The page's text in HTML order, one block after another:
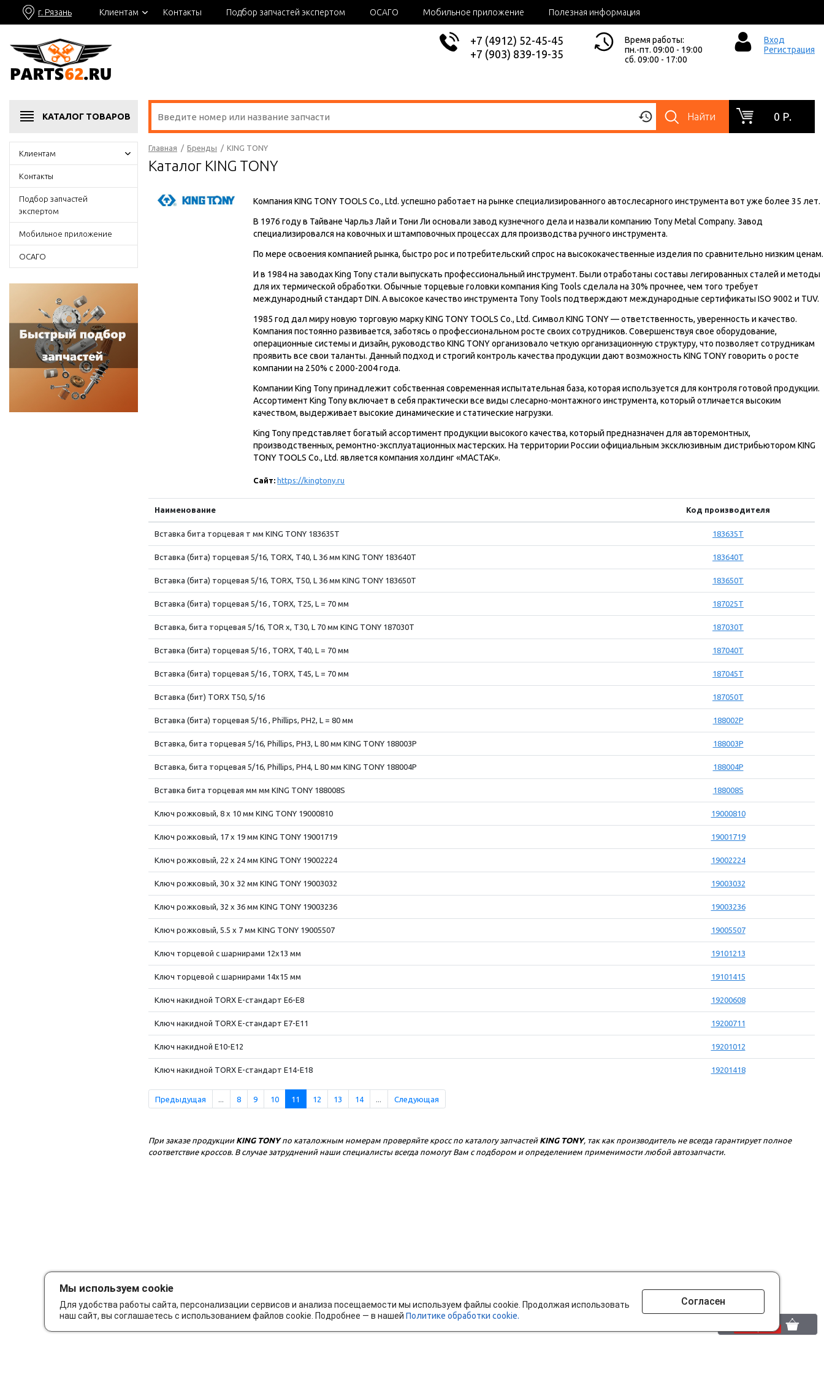
г. Рязань Клиентам Контакты Подбор запчастей экспертом ОСАГО Мобильное приложение Полезная информация
+7 (4912) 52-45-45
+7 (903) 839-19-35
Время работы:
пн.-пт. 09:00 - 19:00
сб. 09:00 - 17:00
Вход
Регистрация
КАТАЛОГ ТОВАРОВ Найти 0 Р.
Клиентам
Контакты
Подбор запчастей
экспертом
Мобильное приложение
ОСАГО
Главная / Бренды / KING TONY
Каталог KING TONY
Компания KING TONY TOOLS Co., Ltd. успешно работает на рынке специализированного автослесарного инструмента вот уже более 35 лет.
В 1976 году в Тайване Чарльз Лай и Тони Ли основали завод кузнечного дела и назвали компанию Tony Metal Company. Завод
специализировался на ковочных и штамповочных процессах для производства ручного инструмента.
По мере освоения компанией рынка, быстро рос и потребительский спрос на высококачественные изделия по сравнительно низким ценам.
И в 1984 на заводах King Tony стали выпускать профессиональный инструмент. Были отработаны составы легированных сталей и методы
для их термической обработки. Обычные торцевые головки компания King Tools сделала на 30% прочнее, чем того требует
международный стандарт DIN. А высокое качество инструмента Tony Tools подтверждают международные сертификаты ISO 9002 и TUV.
1985 год дал миру новую торговую марку KING TONY TOOLS Co., Ltd. Символ KING TONY — ответственность, уверенность и качество.
Компания постоянно развивается, заботясь о профессиональном росте своих сотрудников. Совершенствуя свое оборудование,
операционные системы и дизайн, руководство KING TONY организовало четкую организационную структуру, что позволяет сотрудникам
проявить все свои таланты. Данный подход и строгий контроль качества продукции дают возможность KING TONY говорить о росте
компании на 250% с 2000-2004 года.
Компании King Tony принадлежит собственная современная испытательная база, которая используется для контроля готовой продукции.
Ассортимент King Tony включает в себя практически все виды слесарно-монтажного инструмента, который отличается высоким
качеством, выдерживает высокие динамические и статические нагрузки.
King Tony представляет богатый ассортимент продукции высокого качества, который предназначен для авторемонтных,
производственных, ремонтно-эксплуатационных мастерских. На территории России официальным эксклюзивным дистрибьютором KING
TONY TOOLS Co., Ltd. является компания холдинг «МАСТАК».
Сайт: https://kingtony.ru
Наименование Код производителя
Вставка бита торцевая т мм KING TONY 183635T 183635T
Вставка (бита) торцевая 5/16, TORX, Т40, L 36 мм KING TONY 183640T 183640T
Вставка (бита) торцевая 5/16, TORX, Т50, L 36 мм KING TONY 183650T 183650T
Вставка (бита) торцевая 5/16 , TORX, T25, L = 70 мм 187025T
Вставка, бита торцевая 5/16, TOR x, T30, L 70 мм KING TONY 187030T 187030T
Вставка (бита) торцевая 5/16 , TORX, T40, L = 70 мм 187040T
Вставка (бита) торцевая 5/16 , TORX, T45, L = 70 мм 187045T
Вставка (бит) TORX T50, 5/16 187050T
Вставка (бита) торцевая 5/16 , Phillips, PH2, L = 80 мм 188002P
Вставка, бита торцевая 5/16, Phillips, PH3, L 80 мм KING TONY 188003P 188003P
Вставка, бита торцевая 5/16, Phillips, PH4, L 80 мм KING TONY 188004P 188004P
Вставка бита торцевая мм мм KING TONY 188008S 188008S
Ключ рожковый, 8 x 10 мм KING TONY 19000810 19000810
Ключ рожковый, 17 x 19 мм KING TONY 19001719 19001719
Ключ рожковый, 22 x 24 мм KING TONY 19002224 19002224
Ключ рожковый, 30 x 32 мм KING TONY 19003032 19003032
Ключ рожковый, 32 x 36 мм KING TONY 19003236 19003236
Ключ рожковый, 5.5 x 7 мм KING TONY 19005507 19005507
Ключ торцевой с шарнирами 12x13 мм 19101213
Ключ торцевой с шарнирами 14x15 мм 19101415
Ключ накидной TORX E-стандарт E6-E8 19200608
Ключ накидной TORX E-стандарт E7-E11 19200711
Ключ накидной E10-E12 19201012
Ключ накидной TORX E-стандарт E14-E18 19201418
Предыдущая 8 9 10 11 12 13 14 Следующая
При заказе продукции KING TONYпо каталожным номерам проверяйте кросс по каталогу запчастейKING TONY, так как производитель не всегда гарантирует полное
соответствие кроссов. В случае затруднений наши специалисты всегда помогут Вам с подбором и определением применимости любой автозапчасти.
Мы используем cookie
Для удобства работы сайта, персонализации сервисов и анализа посещаемости мы используем файлы cookie. Продолжая использовать
наш сайт, вы соглашаетесь с использованием файлов cookie. Подробнее — в нашей Политике обработки cookie.
Согласен